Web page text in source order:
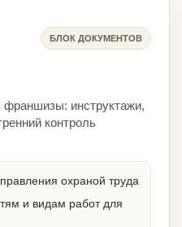
БЛОК ДОКУМЕНТОВ
франшизы: инструктажи,
контроль
охраной труда
и видам работ для